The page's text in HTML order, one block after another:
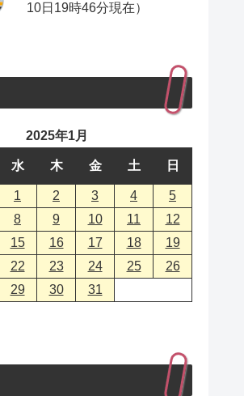
10日19時46分現在）
2025年1月
水 木 金 土 日
1 2 3 4
5
8 9 10 11
12
15 16 17 18
19
22 23 24 25
26
29 30 31